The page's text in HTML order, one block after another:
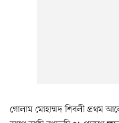
গোলাম মোহাম্মদ শিবলী প্রথম